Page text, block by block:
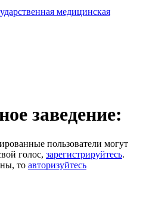
медицинская
заведение:
пользователи могут
голос, зарегистрируйтесь.
то авторизуйтесь